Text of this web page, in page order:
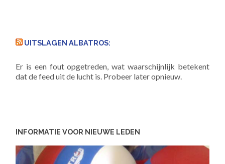
UITSLAGEN ALBATROS:
Er is een fout opgetreden, wat waarschijnlijk betekent
dat de feed uit de lucht is. Probeer later opnieuw.
INFORMATIE VOOR NIEUWE LEDEN